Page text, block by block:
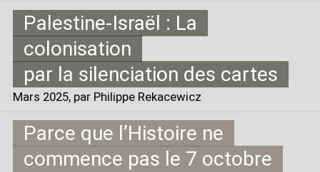
Palestine-Israël : La
colonisation
par la silenciation des cartes
Mars 2025, par Philippe Rekacewicz
Parce que l’Histoire ne
commence pas le 7 octobre